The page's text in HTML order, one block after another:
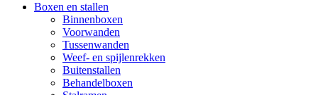
Boxen en stallen
Binnenboxen
Voorwanden
Tussenwanden
Weef- en spijlenrekken
Buitenstallen
Behandelboxen